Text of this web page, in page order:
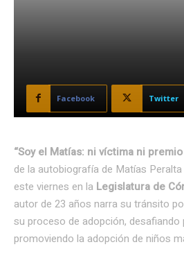
Facebook Twitter
“Soy el Matías: ni víctima ni
de la autobiografía de Matías
este viernes en la Legislatura de
autor de 23 años narra su tránsito
su proceso de adopción, desafiando
promoviendo la adopción de niños